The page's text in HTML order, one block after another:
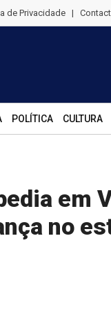
de Privacidade |
POLÍTICA CULTURA
em
no